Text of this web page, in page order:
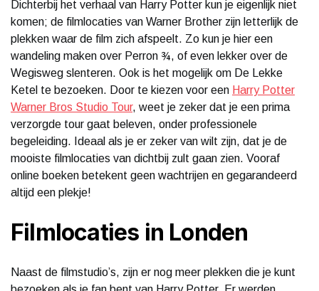
Dichterbij het verhaal van Harry Potter kun je eigenlijk niet
komen; de filmlocaties van Warner Brother zijn letterlijk de
plekken waar de film zich afspeelt. Zo kun je hier een
wandeling maken over Perron ¾, of even lekker over de
Wegisweg slenteren. Ook is het mogelijk om De Lekke
Ketel te bezoeken. Door te kiezen voor een Harry Potter
Warner Bros Studio Tour, weet je zeker dat je een prima
verzorgde tour gaat beleven, onder professionele
begeleiding. Ideaal als je er zeker van wilt zijn, dat je de
mooiste filmlocaties van dichtbij zult gaan zien. Vooraf
online boeken betekent geen wachtrijen en gegarandeerd
altijd een plekje!
Filmlocaties in Londen
Naast de filmstudio’s, zijn er nog meer plekken die je kunt